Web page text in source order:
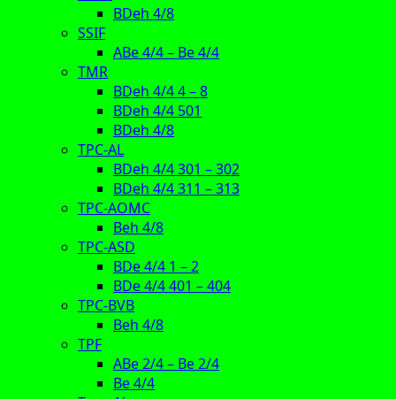
BDeh 4/8
SSIF
ABe 4/4 – Be 4/4
TMR
BDeh 4/4 4 – 8
BDeh 4/4 501
BDeh 4/8
TPC-AL
BDeh 4/4 301 – 302
BDeh 4/4 311 – 313
TPC-AOMC
Beh 4/8
TPC-ASD
BDe 4/4 1 – 2
BDe 4/4 401 – 404
TPC-BVB
Beh 4/8
TPF
ABe 2/4 – Be 2/4
Be 4/4